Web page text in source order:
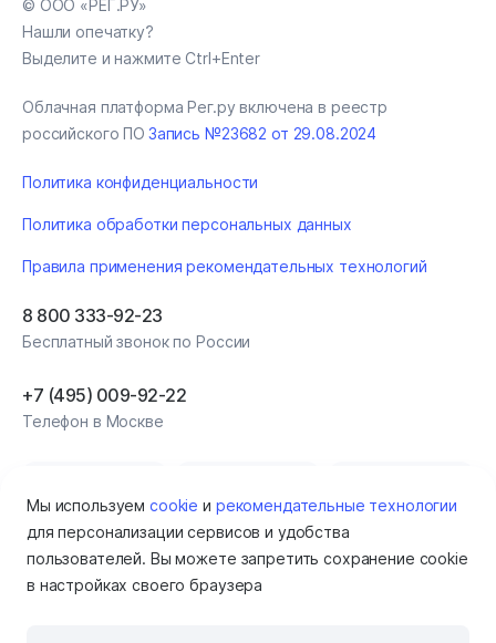
© ООО «РЕГ.РУ»
Нашли опечатку?
Выделите и нажмите Ctrl+Enter
Облачная платформа Рег.ру включена в реестр
российского ПО Запись №23682 от 29.08.2024
Политика конфиденциальности
Политика обработки персональных данных
Правила применения рекомендательных технологий
8 800 333-92-23
Бесплатный звонок по России
+7 (495) 009‑92‑22
Телефон в Москве
Мы используемcookie и рекомендательные технологии
для персонализации сервисов и удобства
пользователей. Вы можете запретить сохранение cookie
в настройках своего браузера